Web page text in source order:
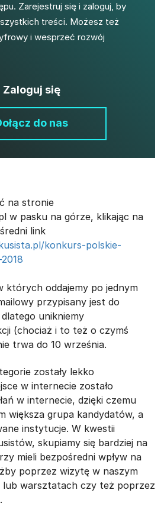
Zarejestruj się i zaloguj, by
treści. Możesz też
i wesprzeć rozwój
Zaloguj się
do nas
na stronie
w pasku na górze, klikając na
link
konkurs-polskie-
których oddajemy po jednym
przypisany jest do
dlatego unikniemy
(chociaż i to też o czymś
trwa do 10 września.
zostały lekko
w internecie zostało
w internecie, dzięki czemu
większa grupa kandydatów, a
instytucje. W kwestii
skupiamy się bardziej na
mieli bezpośredni wpływ na
poprzez wizytę w naszym
warsztatach czy też poprzez